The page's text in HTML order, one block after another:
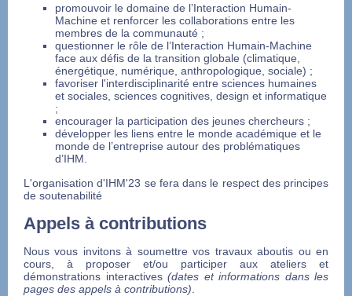
promouvoir le domaine de l’Interaction Humain-
Machine et renforcer les collaborations entre les
membres de la communauté ;
questionner le rôle de l’Interaction Humain-Machine
face aux défis de la transition globale (climatique,
énergétique, numérique, anthropologique, sociale) ;
favoriser l'interdisciplinarité entre sciences humaines
et sociales, sciences cognitives, design et informatique
;
encourager la participation des jeunes chercheurs ;
développer les liens entre le monde académique et le
monde de l’entreprise autour des problématiques
d’IHM.
L'organisation d'IHM'23 se fera dans le respect des principes
de soutenabilité
Appels à contributions
Nous vous invitons à soumettre vos travaux aboutis ou en
cours, à proposer et/ou participer aux ateliers et
démonstrations interactives (dates et informations dans les
pages des appels à contributions)